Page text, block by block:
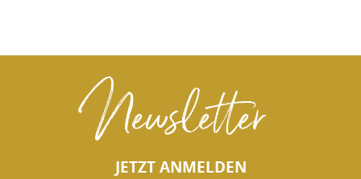
Newsletter
JETZT ANMELDEN